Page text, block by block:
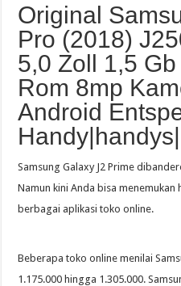
Original
Pro (2018)
5,0 Zoll 1,5
Rom 8mp
Android
Handy|handys|
Samsung Galaxy J2 Prime
Namun kini Anda bisa menemukan
berbagai aplikasi toko online.
Beberapa toko online menilai
1.175.000 hingga 1.305.000.